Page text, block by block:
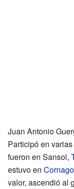
Juan Antonio
Participó en
fueron en Sansol,
estuvo en Cornago
valor, ascendió al